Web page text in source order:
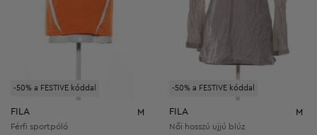
-50% a FESTIVE kóddal
FILA M
Férfi sportpóló
-50% a FESTIVE kóddal
FILA M
Női hosszú ujjú blúz